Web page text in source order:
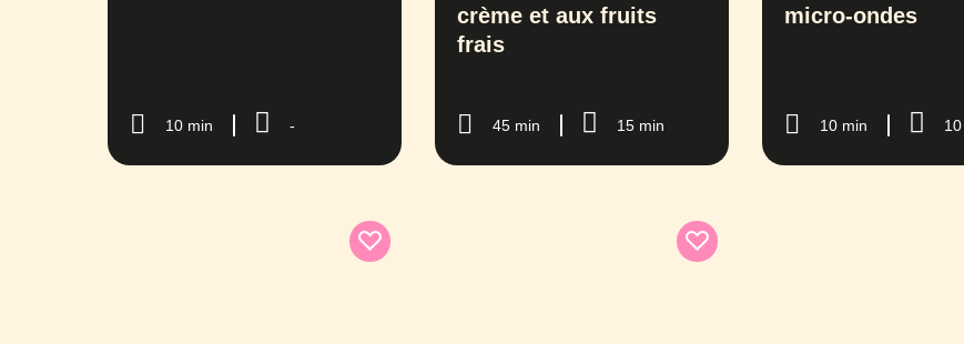
10 min -
crème et aux fruits
frais
45 min 15 min
micro-ondes
10 min